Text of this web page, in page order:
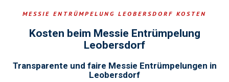
MESSIE ENTRÜMPELUNG LEOBERSDORF KOSTEN
Kosten beim Messie Entrümpelung
Leobersdorf
Transparente und faire Messie Entrümpelungen in
Leobersdorf